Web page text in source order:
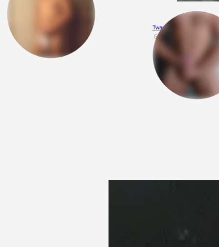
Twardyszukauleglejnareal